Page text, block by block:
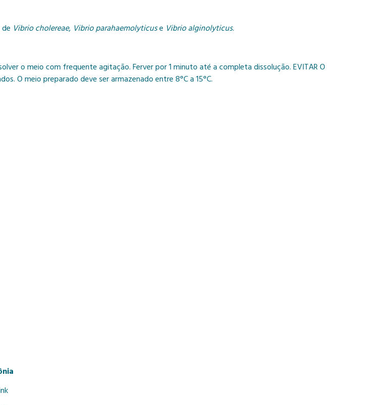
Vibrio cholereae, Vibrio parahaemolyticuse Vibrio alginolyticus.
o meio com frequente agitação. Ferver por 1 minuto até a completa dissolução. EVITAR O
O meio preparado deve ser armazenado entre 8°C a 15°C.